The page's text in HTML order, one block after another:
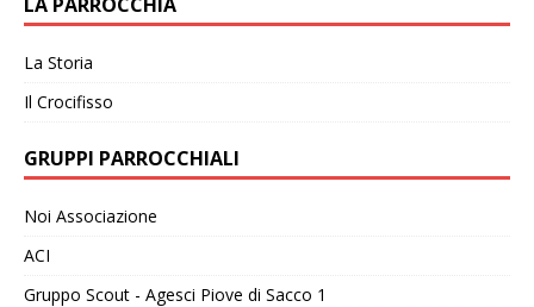
La Storia
Il Crocifisso
GRUPPI PARROCCHIALI
Noi Associazione
ACI
Gruppo Scout - Agesci Piove di Sacco 1